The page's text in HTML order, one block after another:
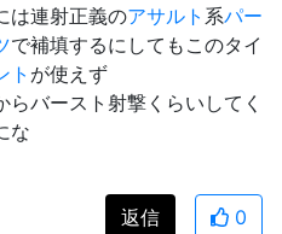
は連射正義のアサルト 系パー
で補填するにしてもこのタイ
ト が使えず
らバースト射撃くらいしてく
な
返信
0